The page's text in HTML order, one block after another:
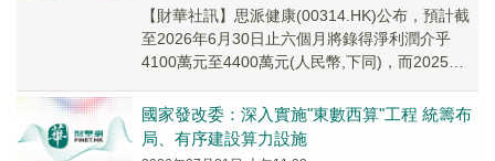
【財華社訊】思派健康(00314.HK)公布，預計截
至2026年6月30日止六個月將錄得淨利潤介乎
4100萬元至4400萬元(人民幣,下同)，而2025年
國家發改委：深入實施"東數西算"工程 統籌布
局、有序建設算力設施